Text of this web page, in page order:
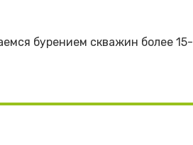
бурением скважин более 15-